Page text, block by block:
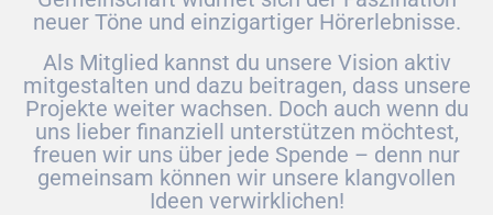
neuer Töne und einzigartiger Hörerlebnisse.
Als Mitglied kannst du unsere Vision aktiv
mitgestalten und dazu beitragen, dass unsere
Projekte weiter wachsen. Doch auch wenn du
uns lieber finanziell unterstützen möchtest,
freuen wir uns über jede Spende – denn nur
gemeinsam können wir unsere klangvollen
Ideen verwirklichen!